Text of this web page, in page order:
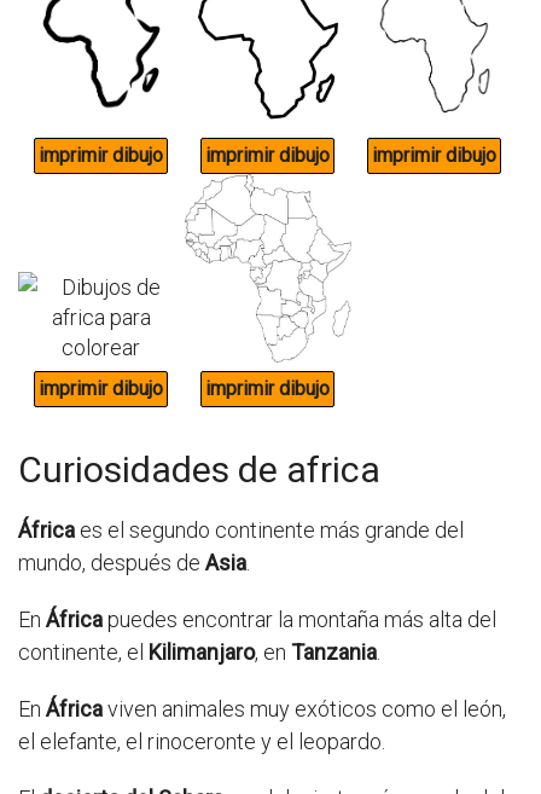
Curiosidades de africa
África es el segundo continente más grande del
mundo, después de Asia
En Áfricapuedes encontrar la montaña más alta del
continente, el Kilimanjaro, en Tanzania
En Áfricaviven animales muy exóticos como el león,
el elefante, el rinoceronte y el leopardo.